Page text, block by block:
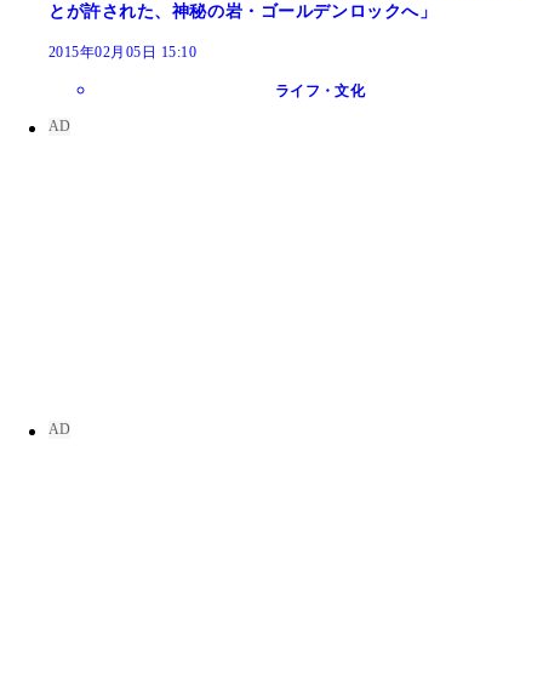
とが許された、神秘の岩・ゴールデンロックへ」
2015年02月05日 15:10
ライフ・文化